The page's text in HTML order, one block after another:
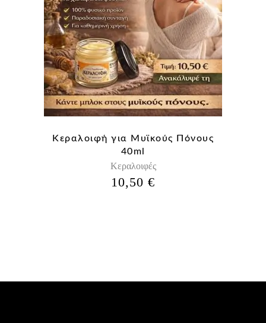
Κεραλοιφή για Μυϊκούς Πόνους
40ml
Κεραλοιφές
10,50€